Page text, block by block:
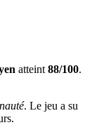
atteint 88/100.
. Le jeu a su